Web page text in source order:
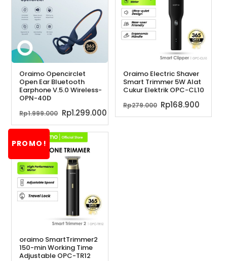
Oraimo Opencirclet
Open Ear Bluetooth
Earphone V.5.0 Wireless-
OPN-40D
Rp1.999.000 Harga
aslinya
adalah:
Rp1.999.000.
Rp1.299.000 Harga
saat
ini
Oraimo Electric Shaver
Smart Trimmer 5W Alat
Cukur Elektrik OPC-CL10
Rp279.000 Harga
aslinya
Rp168.900
saat
PROMO!
oraimo SmartTrimmer2
150-min Working Time
Adjustable OPC-TR12